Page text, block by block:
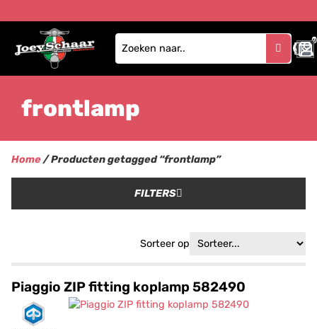
0
1
frontlamp
Home/ Producten getagged “frontlamp”
FILTERS
Sorteer op
Piaggio ZIP fitting koplamp 582490